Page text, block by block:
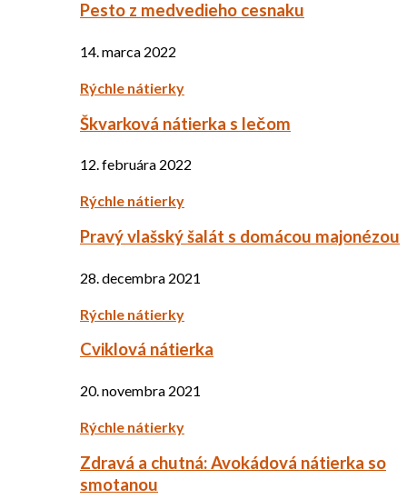
Pesto z medvedieho cesnaku
14. marca 2022
Rýchle nátierky
Škvarková nátierka s lečom
12. februára 2022
Rýchle nátierky
Pravý vlašský šalát s domácou majonézou
28. decembra 2021
Rýchle nátierky
Cviklová nátierka
20. novembra 2021
Rýchle nátierky
Zdravá a chutná: Avokádová nátierka so
smotanou